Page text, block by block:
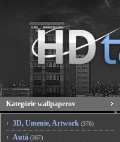
Kategórie wallpaperov
3D, Umenie, Artwork (376)
Autá (367)